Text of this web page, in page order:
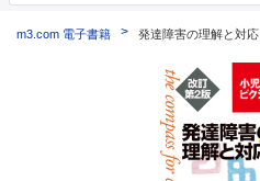
m3.com 電子書籍 発達障害の理解と対